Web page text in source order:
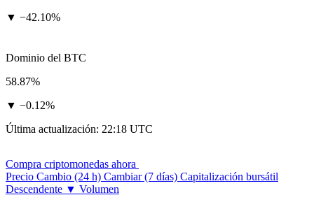
▼ −42.10%
Dominio del BTC
58.87%
▼ −0.12%
Última actualización: 22:18 UTC
Compra criptomonedas ahora
Precio Cambio (24 h) Cambiar (7 días) Capitalización bursátil
Descendente ▼ Volumen